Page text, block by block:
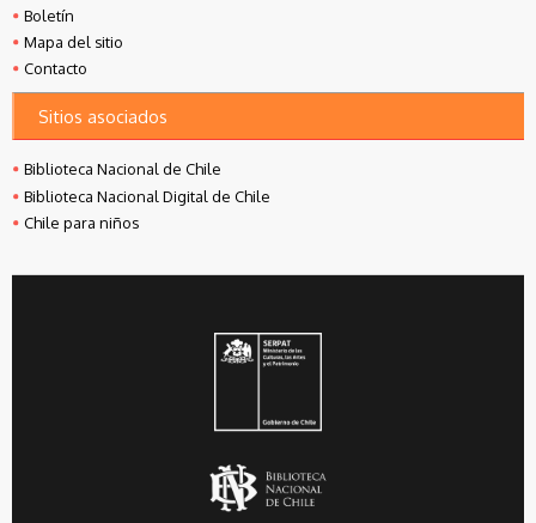
Boletín
Mapa del sitio
Contacto
Sitios asociados
Biblioteca Nacional de Chile
Biblioteca Nacional Digital de Chile
Chile para niños